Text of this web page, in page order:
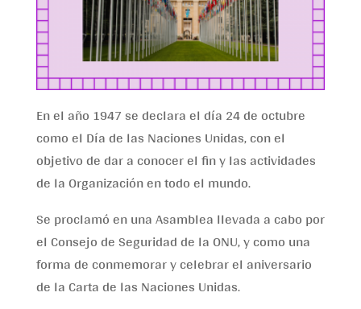
En el año 1947 se declara el día 24 de octubre
como el Día de las Naciones Unidas, con el
objetivo de dar a conocer el fin y las actividades
de la Organización en todo el mundo.
Se proclamó en una Asamblea llevada a cabo por
el Consejo de Seguridad de la ONU, y como una
forma de conmemorar y celebrar el aniversario
de la Carta de las Naciones Unidas.